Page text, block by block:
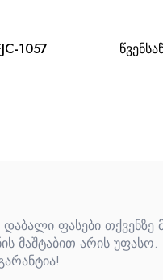
1057
დაბალი ფასები
მაშტაბით არის უფასო.